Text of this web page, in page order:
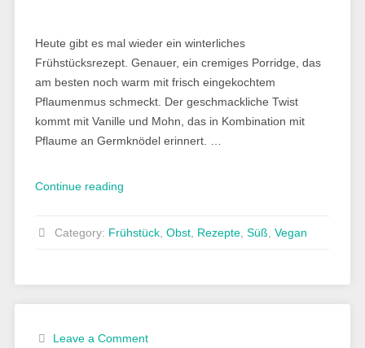
Heute gibt es mal wieder ein winterliches
Frühstücksrezept. Genauer, ein cremiges Porridge, das
am besten noch warm mit frisch eingekochtem
Pflaumenmus schmeckt. Der geschmackliche Twist
kommt mit Vanille und Mohn, das in Kombination mit
Pflaume an Germknödel erinnert. …
Continue reading„Rezept:
mit
Pflaumenmus“
Category: Frühstück, Obst, Rezepte, Süß Vegan
Leave a Comment